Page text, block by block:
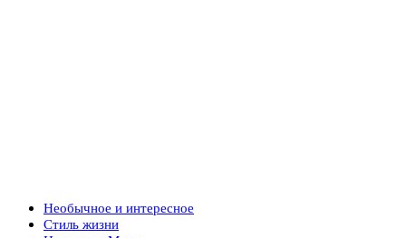
Необычное и интересное
Стиль жизни